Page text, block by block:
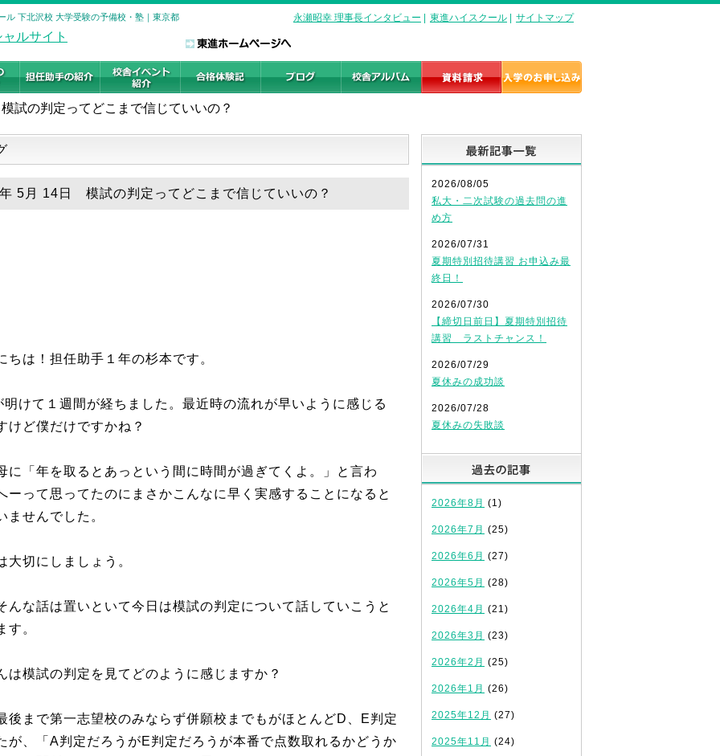
ル 下北沢校 大学受験の予備校・塾｜東京都 永瀬昭幸 理事長インタビュー 東進ハイスクール サイトマップ
模試の判定ってどこまで信じていいの？
5月 14日 模試の判定ってどこまで信じていいの？
ちは！担任助手１年の杉本です。
明けて１週間が経ちました。最近時の流れが早いように感じる
けど僕だけですかね？
に「年を取るとあっという間に時間が過ぎてくよ。」と言わ
ーって思ってたのにまさかこんなに早く実感することになると
ませんでした。
大切にしましょう。
んな話は置いといて今日は模試の判定について話していこうと
す。
は模試の判定を見てどのように感じますか？
後まで第一志望校のみならず併願校までもがほとんどD、E判定
が、「A判定だろうがE判定だろうが本番で点数取れるかどうか
2026/08/05
私大・二次試験の過去問の進
め方
2026/07/31
夏期特別招待講習 お申込み最
終日！
2026/07/30
【締切日前日】夏期特別招待
講習 ラストチャンス！
2026/07/29
夏休みの成功談
2026/07/28
夏休みの失敗談
2026年8月 (1)
2026年7月 (25)
2026年6月 (27)
2026年5月 (28)
2026年4月 (21)
2026年3月 (23)
2026年2月 (25)
2026年1月 (26)
2025年12月 (27)
2025年11月 (24)